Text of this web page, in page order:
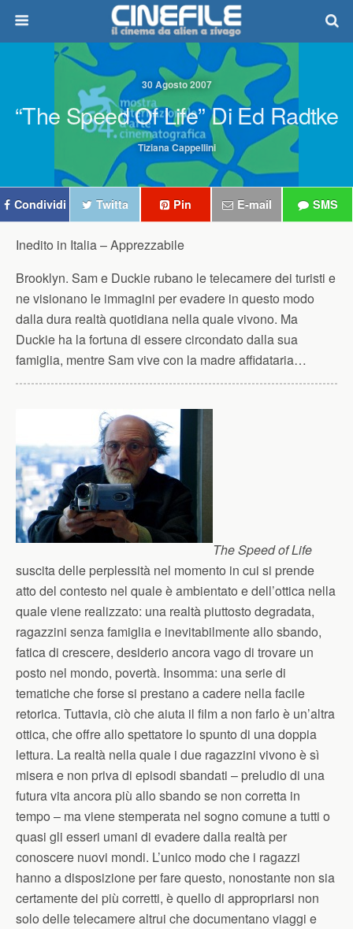
30 Agosto 2007
“The Speed Of Life” Di Ed Radtke
Tiziana Cappellini
Condividi Twitta Pin E-mail SMS
Inedito in Italia –Apprezzabile
Brooklyn. Sam e Duckie rubano le telecamere dei turisti e
ne visionano le immagini per evadere in questo modo
dalla dura realtà quotidiana nella quale vivono. Ma
Duckie ha la fortuna di essere circondato dalla sua
famiglia, mentre Sam vive con la madre affidataria…
The Speed of Life
suscita delle perplessità nel momento in cui si prende
atto del contesto nel quale è ambientato e dell’ottica nella
quale viene realizzato: una realtà piuttosto degradata,
ragazzini senza famiglia e inevitabilmente allo sbando,
fatica di crescere, desiderio ancora vago di trovare un
posto nel mondo, povertà. Insomma: una serie di
tematiche che forse si prestano a cadere nella facile
retorica. Tuttavia, ciò che aiuta il film a non farlo è un’altra
ottica, che offre allo spettatore lo spunto di una doppia
lettura. La realtà nella quale i due ragazzini vivono è sì
misera e non priva di episodi sbandati – preludio di una
futura vita ancora più allo sbando se non corretta in
tempo – ma viene stemperata nel sogno comune a tutti o
quasi gli esseri umani di evadere dalla realtà per
conoscere nuovi mondi. L’unico modo che i ragazzi
hanno a disposizione per fare questo, nonostante non sia
certamente dei più corretti, è quello di appropriarsi non
solo delle telecamere altrui che documentano viaggi e